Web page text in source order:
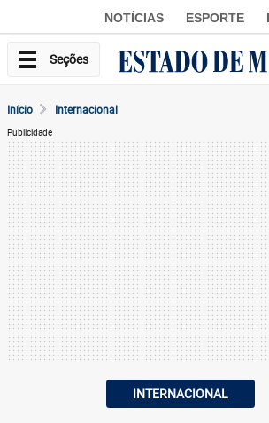
NOTÍCIAS ESPORTE
Seções
Início Internacional
Publicidade
INTERNACIONAL